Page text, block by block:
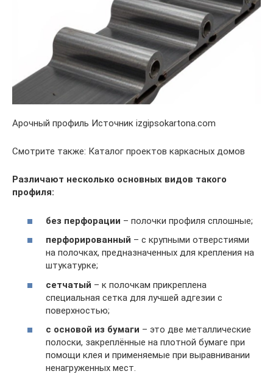
Арочный профиль Источник izgipsokartona.com
Смотрите также: Каталог проектов каркасных домов
Различают несколько основных видов такого
профиля:
без перфорации – полочки профиля сплошные;
перфорированный – с крупными отверстиями
на полочках, предназначенных для крепления на
штукатурке;
сетчатый – к полочкам прикреплена
специальная сетка для лучшей адгезии с
поверхностью;
с основой из бумаги – это две металлические
полоски, закреплённые на плотной бумаге при
помощи клея и применяемые при выравнивании
ненагруженных мест.